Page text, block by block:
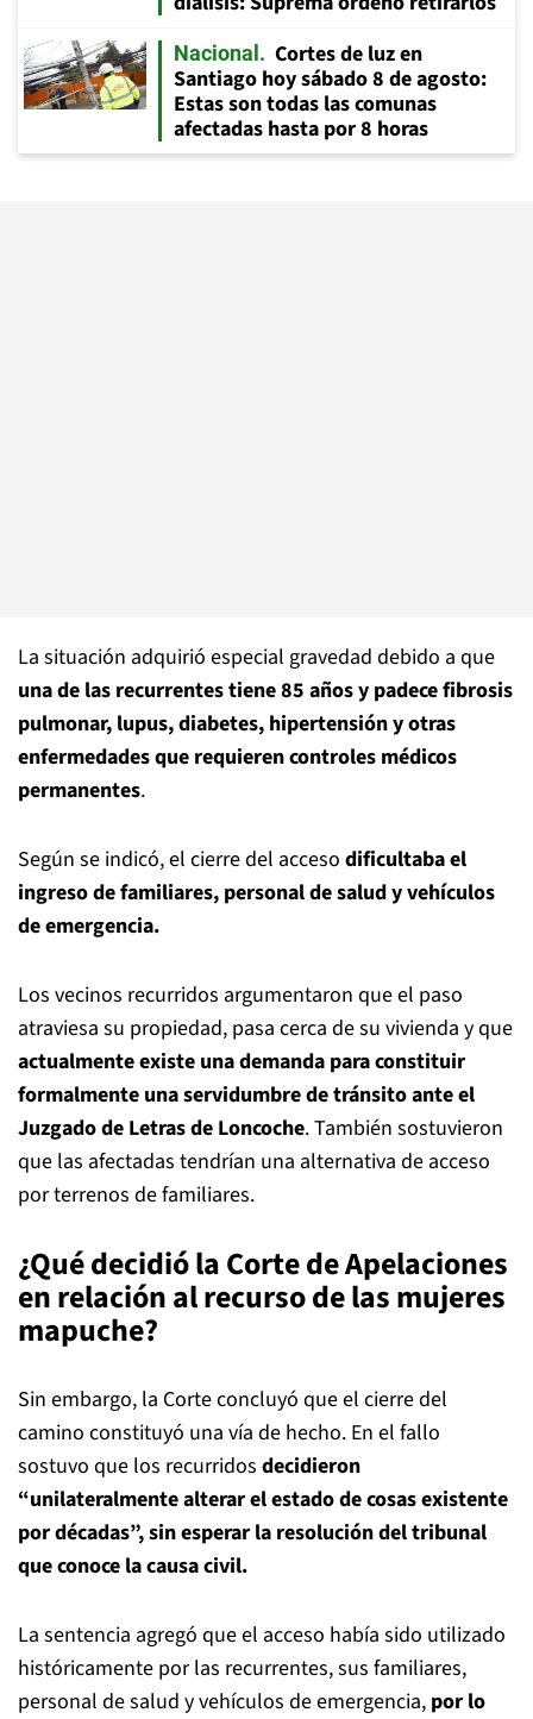
Nacional
Cortes de luz en
Santiago hoy sábado 8 de agosto:
Estas son todas las comunas
afectadas hasta por 8 horas
La situación adquirió especial gravedad debido a que
una de las recurrentes tiene 85 años y padece fibrosis
pulmonar, lupus, diabetes, hipertensión y otras
enfermedades que requieren controles médicos
permanentes.
Según se indicó, el cierre del acceso dificultaba el
ingreso de familiares, personal de salud y vehículos
de emergencia.
Los vecinos recurridos argumentaron que el paso
atraviesa su propiedad, pasa cerca de su vivienda y que
actualmente existe una demanda para constituir
formalmente una servidumbre de tránsito ante el
Juzgado de Letras de Loncoche. También sostuvieron
que las afectadas tendrían una alternativa de acceso
por terrenos de familiares.
¿Qué decidió la Corte de Apelaciones
en relación al recurso de las mujeres
mapuche?
Sin embargo, la Corte concluyó que el cierre del
camino constituyó una vía de hecho. En el fallo
sostuvo que los recurridos decidieron
“unilateralmente alterar el estado de cosas existente
por décadas”, sin esperar la resolución del tribunal
que conoce la causa civil.
La sentencia agregó que el acceso había sido utilizado
históricamente por las recurrentes, sus familiares,
personal de salud y vehículos de emergencia, por lo